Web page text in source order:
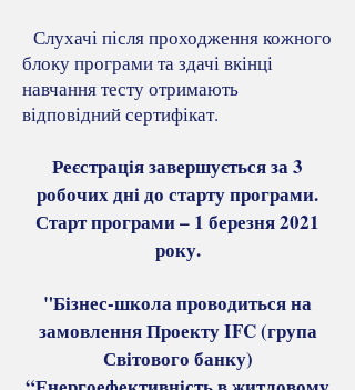
Слухачі після проходження кожного
блоку програми та здачі вкінці
навчання тесту отримають
відповідний сертифікат.
Реєстрація завершується за 3
робочих дні до старту програми.
Старт програми – 1 березня 2021
року.
"Бізнес-школа проводиться на
замовлення Проекту IFC (група
Світового банку)